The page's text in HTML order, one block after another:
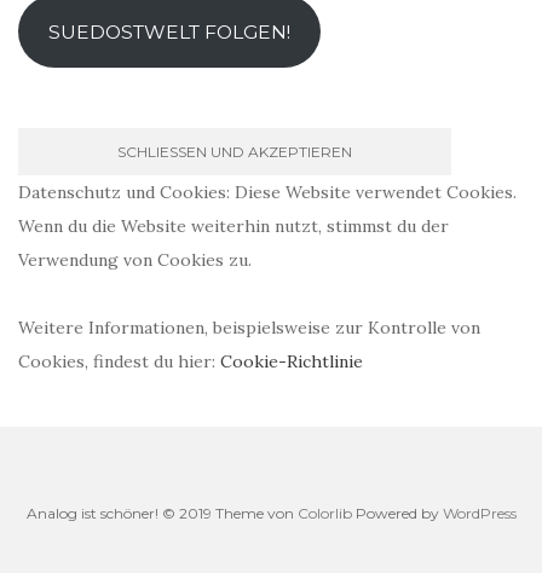
Adresse
SUEDOSTWELT FOLGEN!
Datenschutz und Cookies: Diese Website verwendet Cookies.
Wenn du die Website weiterhin nutzt, stimmst du der
Verwendung von Cookies zu.
Weitere Informationen, beispielsweise zur Kontrolle von
Cookies, findest du hier: Cookie-Richtlinie
Analog ist schöner! © 2019 Theme von ColorlibPowered by WordPress